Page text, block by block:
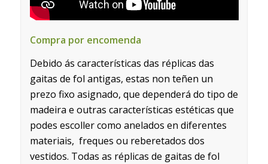
Compra por encomenda
Debido ás características das réplicas das
gaitas de fol antigas, estas non teñen un
prezo fixo asignado, que dependerá do tipo de
madeira e outras características estéticas que
podes escoller como anelados en diferentes
materiais, freques ou reberetados dos
vestidos. Todas as réplicas de gaitas de fol